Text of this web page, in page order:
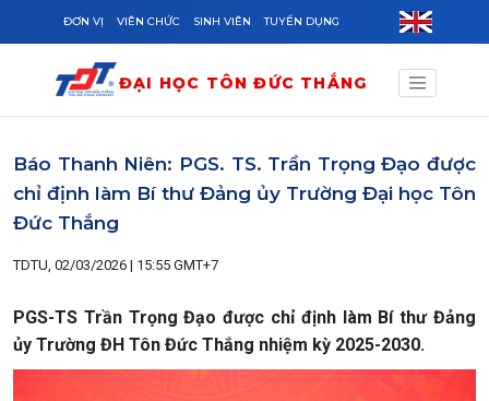
Skip to main content
ĐƠN VỊ VIÊN CHỨC SINH VIÊN TUYỂN DỤNG
ĐẠI HỌC TÔN ĐỨC THẮNG
Báo Thanh Niên: PGS. TS. Trần Trọng Đạo được
chỉ định làm Bí thư Đảng ủy Trường Đại học Tôn
Đức Thắng
TDTU, 02/03/2026 | 15:55 GMT+7
PGS-TS Trần Trọng Đạo được chỉ định làm Bí thư Đảng
ủy Trường ĐH Tôn Đức Thắng nhiệm kỳ 2025-2030.